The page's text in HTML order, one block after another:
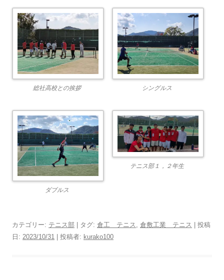
総社高校との挨拶 シングルス
ダブルス
テニス部１，２年生
カテゴリー: テニス部 | タグ: 倉工 テニス , 倉敷工業 テニス
| 投稿
日: 2023/10/31 投稿者: kurako100